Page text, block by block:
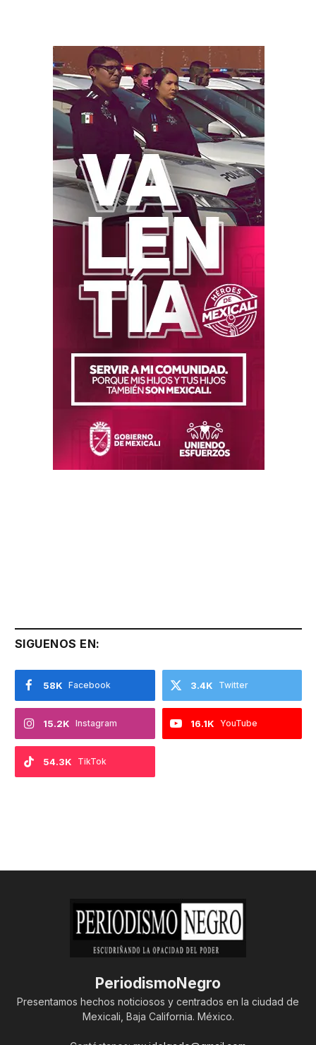
SIGUENOS EN:
Facebook
58K Twitter
3.4K
Instagram
15.2K YouTube
16.1K
TikTok
54.3K
PeriodismoNegro
Presentamos hechos noticiosos y centrados en la ciudad de
Mexicali, Baja California. México.